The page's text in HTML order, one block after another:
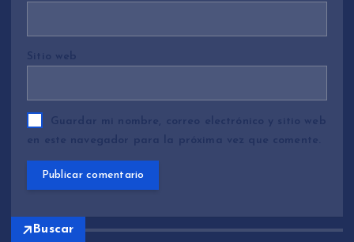
Sitio web
Guardar mi nombre, correo electrónico y sitio web
en este navegador para la próxima vez que comente.
Buscar